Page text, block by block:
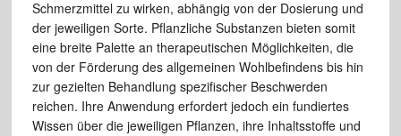
Schmerzmittel zu wirken, abhängig von der Dosierung und
der jeweiligen Sorte. Pflanzliche Substanzen bieten somit
eine breite Palette an therapeutischen Möglichkeiten, die
von der Förderung des allgemeinen Wohlbefindens bis hin
zur gezielten Behandlung spezifischer Beschwerden
reichen. Ihre Anwendung erfordert jedoch ein fundiertes
Wissen über die jeweiligen Pflanzen, ihre Inhaltsstoffe und